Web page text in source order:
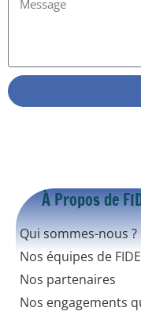
À Propos de
Qui sommes-nous ?
Nos équipes de FIDE
Nos partenaires
Nos engagements